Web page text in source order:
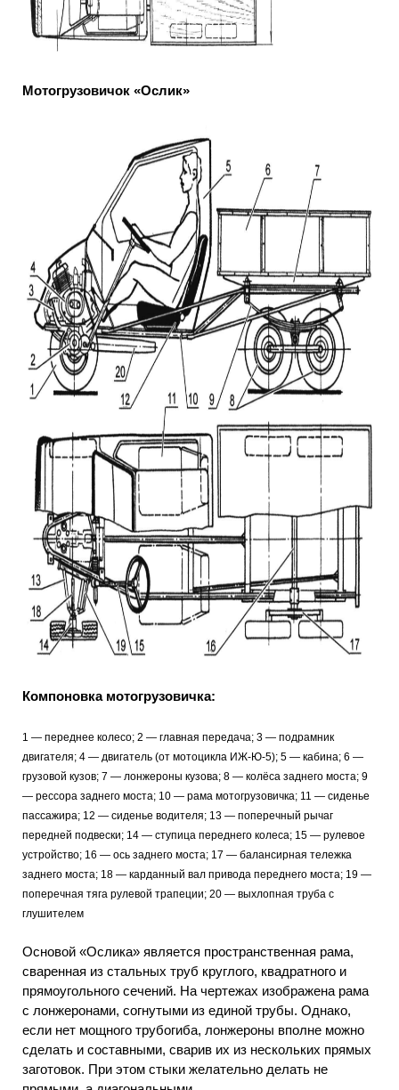
Мотогрузовичок «Ослик»
Компоновка мотогрузовичка:
1 — переднее колесо; 2 — главная передача; 3 — подрамник
двигателя; 4 — двигатель (от мотоцикла ИЖ-Ю-5); 5 — кабина; 6 —
грузовой кузов; 7 — лонжероны кузова; 8 — колёса заднего моста; 9
— рессора заднего моста; 10 — рама мотогрузовичка; 11 — сиденье
пассажира; 12 — сиденье водителя; 13 — поперечный рычаг
передней подвески; 14 — ступица переднего колеса; 15 — рулевое
устройство; 16 — ось заднего моста; 17 — балансирная тележка
заднего моста; 18 — карданный вал привода переднего моста; 19 —
поперечная тяга рулевой трапеции; 20 — выхлопная труба с
глушителем
Основой «Ослика» является пространственная рама,
сваренная из стальных труб круглого, квадратного и
прямоугольного сечений. На чертежах изображена рама
с лонжеронами, согнутыми из единой трубы. Однако,
если нет мощного трубогиба, лонжероны вполне можно
сделать и составными, сварив их из нескольких прямых
заготовок. При этом стыки желательно делать не